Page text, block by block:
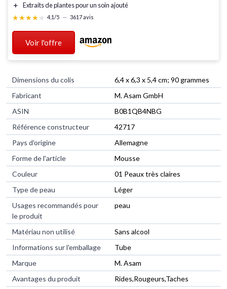
＋
Extraits de plantespour un soin ajouté
★★★★★
★★★★★ 4,1/5 — 3617 avis
Voir l'offre
Dimensions du colis
6,4 x 6,3 x 5,4 cm; 90 grammes
Fabricant
M. Asam GmbH
ASIN
B0B1QB4NBG
Référence constructeur
42717
Pays d'origine
Allemagne
Forme de l'article
Mousse
Couleur
01 Peaux très claires
Type de peau
Léger
Usages recommandés pour
le produit
peau
Matériau non utilisé
Sans alcool
Informations sur l'emballage
Tube
Marque
M. Asam
Avantages du produit
Rides,Rougeurs,Taches